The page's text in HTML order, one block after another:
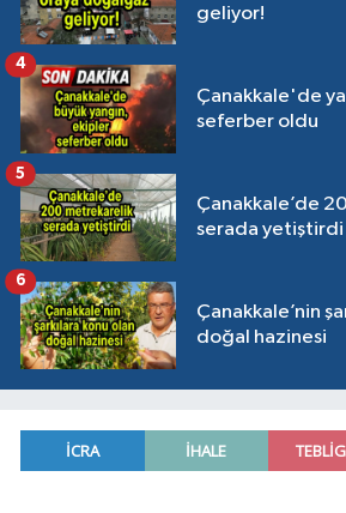
geliyor!
Çanakkale'de
seferber oldu
4
Çanakkale’de
serada yetiştirdi
5
Çanakkale’nin
doğal hazinesi
6